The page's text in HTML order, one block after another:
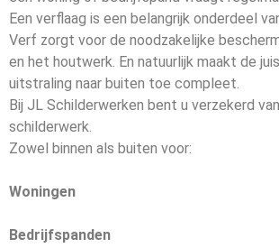
Een verflaag is een belangrijk onderdeel
Verf zorgt voor de noodzakelijke
en het houtwerk. En natuurlijk maakt de
uitstraling naar buiten toe compleet.
Bij JL Schilderwerken bent u verzekerd
schilderwerk.
Zowel binnen als buiten voor:
Woningen
Bedrijfspanden